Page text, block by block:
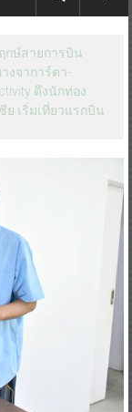
กษ์สายการบิน
งจาการ์ตา-
ดึงนักท่อง
เริ่มเที่ยวแรกบิน